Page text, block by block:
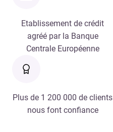
Etablissement de crédit
agréé par la Banque
Centrale Européenne
Plus de 1 200 000 de clients
nous font confiance